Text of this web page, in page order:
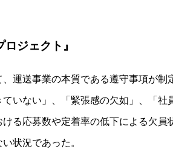
ジェクト』
運送事業の本質である遵守事項が
いない」、「緊張感の欠如」、「
る応募数や定着率の低下による欠
状況であった。